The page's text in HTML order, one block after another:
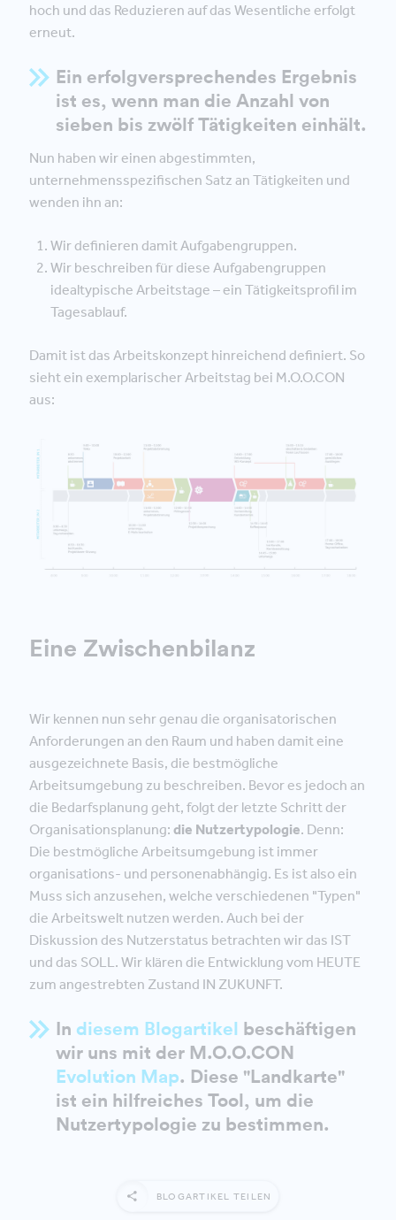
hoch und das Reduzieren auf das Wesentliche erfolgt
erneut.
Ein erfolgversprechendes Ergebnis
ist es, wenn man die Anzahl von
sieben bis zwölf Tätigkeiten einhält.
Nun haben wir einen abgestimmten,
unternehmensspezifischen Satz an Tätigkeiten und
wenden ihn an:
Wir definieren damit Aufgabengruppen.
Wir beschreiben für diese Aufgabengruppen
idealtypische Arbeitstage – ein Tätigkeitsprofil im
Tagesablauf.
Damit ist das Arbeitskonzept hinreichend definiert. So
sieht ein exemplarischer Arbeitstag bei M.O.O.CON
aus:
Eine Zwischenbilanz
Wir kennen nun sehr genau die organisatorischen
Anforderungen an den Raum und haben damit eine
ausgezeichnete Basis, die bestmögliche
Arbeitsumgebung zu beschreiben. Bevor es jedoch an
die Bedarfsplanung geht, folgt der letzte Schritt der
Organisationsplanung: die Nutzertypologie. Denn:
Die bestmögliche Arbeitsumgebung ist immer
organisations- und personenabhängig. Es ist also ein
Muss sich anzusehen, welche verschiedenen "Typen"
die Arbeitswelt nutzen werden. Auch bei der
Diskussion des Nutzerstatus betrachten wir das IST
und das SOLL. Wir klären die Entwicklung vom HEUTE
zum angestrebten Zustand IN ZUKUNFT.
In diesem Blogartikel beschäftigen
wir uns mit der M.O.O.CON
Evolution Map. Diese "Landkarte"
ist ein hilfreiches Tool, um die
Nutzertypologie zu bestimmen.
BLOGARTIKEL TEILEN